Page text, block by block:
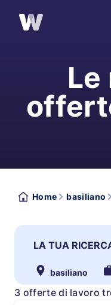
Home basiliano
LA TUA
basiliano
3 offerte di lavoro